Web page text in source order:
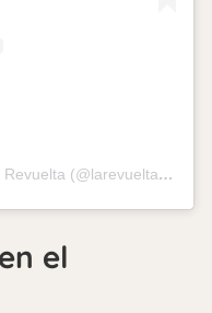
Una publicación compartida por La Revuelta (@larevuelta_tve)
el